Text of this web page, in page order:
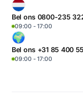
Bel ons 0800-235
09:00 - 17:00
Bel ons +31 85 400
09:00 - 17:00